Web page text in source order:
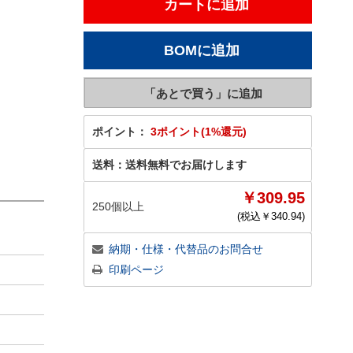
ポイント： 3ポイント(1%還元)
送料： 送料無料でお届けします
250個以上 ￥309.95
(税込￥ 340.94)
納期・仕様・代替品のお問合せ
印刷ページ